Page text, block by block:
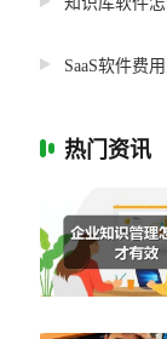
热门资讯